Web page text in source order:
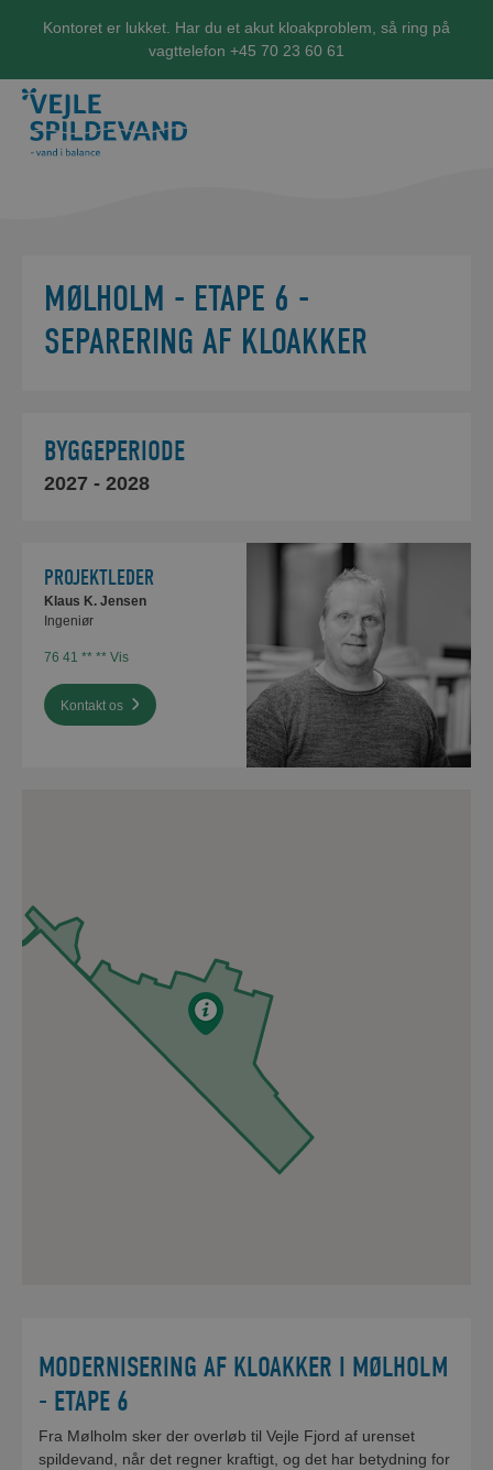
Kontoret er lukket. Har du et akut kloakproblem, så ring på
vagttelefon +45 70 23 60 61
MODERNISERING AF KLOAKKER I MØLHOLM
- ETAPE 6
Fra Mølholm sker der overløb til Vejle Fjord af urenset
spildevand, når det regner kraftigt, og det har betydning for
MØLHOLM - ETAPE 6 -
SEPARERING AF KLOAKKER
BYGGEPERIODE
2027 - 2028
PROJEKTLEDER
Klaus K. Jensen
Ingeniør
76 41 ** ** Vis
Kontakt os